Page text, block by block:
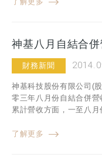
神基八月自結合
財務新聞
神基科技股份有限公司(
零三年八月份自結合併
累計營收方面，一至八
了解更多